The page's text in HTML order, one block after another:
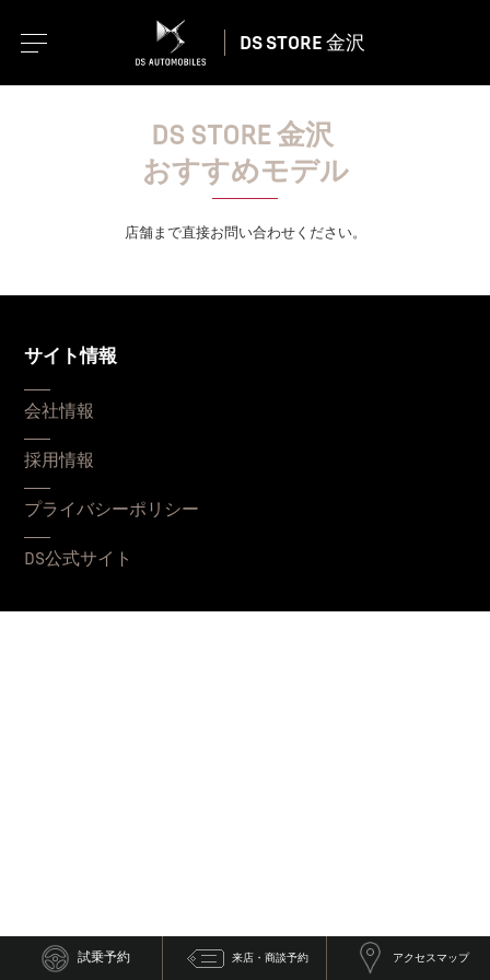
DS STORE 金沢
試乗予約 来店・商談予約 アクセスマップ
DS STORE 金沢
おすすめモデル
店舗まで直接お問い合わせください。
サイト情報
会社情報
採用情報
プライバシーポリシー
DS公式サイト